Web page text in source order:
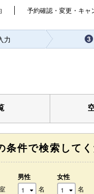
予約確認・変更・キャ
力 3
条件で検索してく
男性
名
女性
名